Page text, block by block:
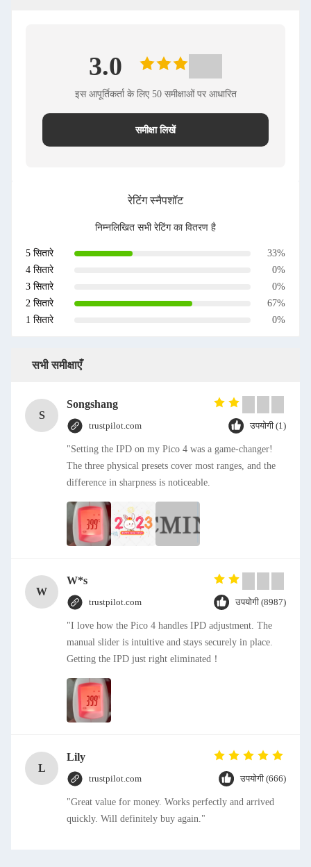
3.0
इस आपूर्तिकर्ता के लिए 50 समीक्षाओं पर आधारित
समीक्षा लिखें
रेटिंग स्नैपशॉट
निम्नलिखित सभी रेटिंग का वितरण है
5 सितारे
33%
4 सितारे
0%
3 सितारे
0%
2 सितारे
67%
1 सितारे
0%
सभी समीक्षाएँ
S
Songshang
trustpilot.com उपयोगी (1)
"Setting the IPD on my Pico 4 was a game-changer!
The three physical presets cover most ranges, and the
difference in sharpness is noticeable.
W
W*s
trustpilot.com उपयोगी (8987)
"I love how the Pico 4 handles IPD adjustment. The
manual slider is intuitive and stays securely in place.
Getting the IPD just right eliminated！
L
Lily
trustpilot.com उपयोगी (666)
"Great value for money. Works perfectly and arrived
quickly. Will definitely buy again."